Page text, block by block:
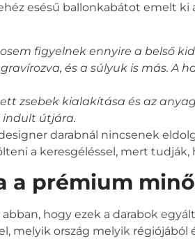
esésű ballonkabátot emelt ki
figyelnek ennyire a belső
és a súlyuk is más. A
zsebek kialakítása és az
útjára.
darabnál nincsenek
a keresgéléssel, mert
a prémium
hogy ezek a darabok
melyik ország melyik régiójából